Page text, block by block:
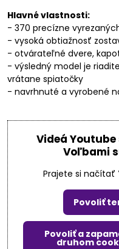
Hlavné vlastnosti:
- 370 precízne
- vysoká obtiažnosť
- otvárateľné dvere,
- výsledný model je
vrátane spiatočky
- navrhnuté a vyrobené
Videá
Voľbami
Prajete si načítať
Povoliť
Povoliť a
druhom